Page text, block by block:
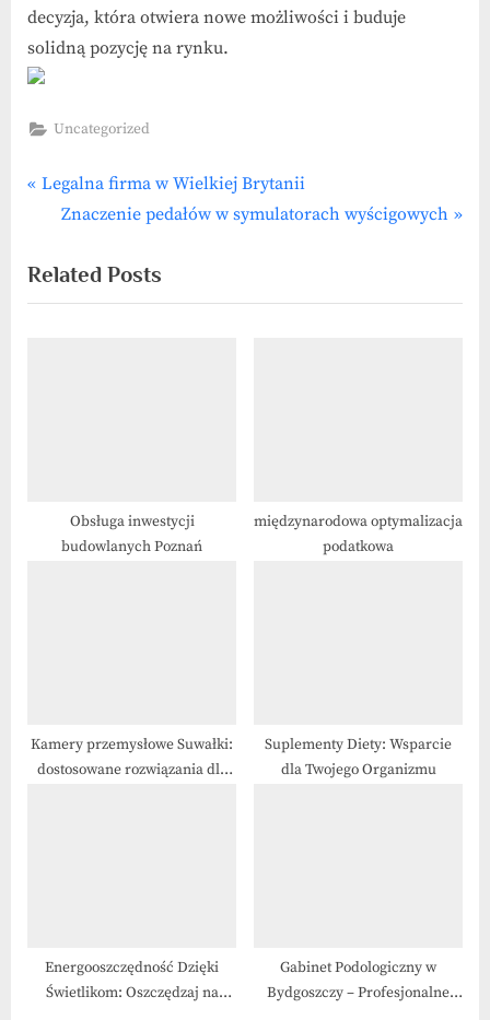
decyzja, która otwiera nowe możliwości i buduje
solidną pozycję na rynku.
Uncategorized
Nawigacja
P
v
i
Legalna firma w Wielkiej Brytanii
N
x
t
Znaczenie pedałów w symulatorach wyścigowych
Related Posts
Obsługa inwestycji
budowlanych Poznań
międzynarodowa optymalizacja
podatkowa
Kamery przemysłowe Suwałki:
dostosowane rozwiązania dla
Suplementy Diety: Wsparcie
dla Twojego Organizmu
Energooszczędność Dzięki
Świetlikom: Oszczędzaj na
Gabinet Podologiczny w
Bydgoszczy – Profesjonalne